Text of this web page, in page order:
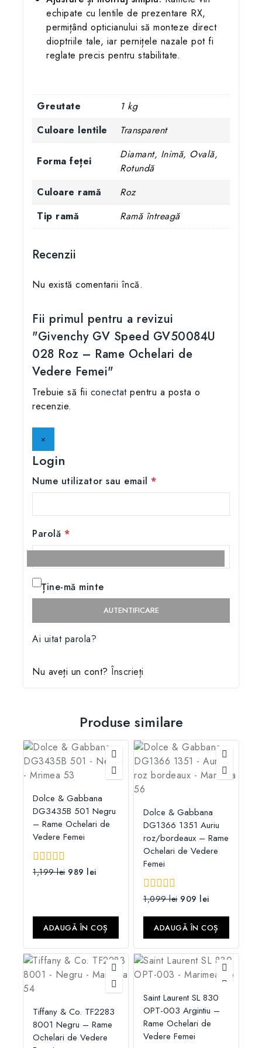
echipate cu lentile de prezentare RX,
permițând opticianului să monteze direct
dioptriile tale, iar pernițele nazale pot fi
reglate precis pentru stabilitate.
Greutate
1 kg
Culoare lentile
Transparent
Forma feței
Diamant, Inimă, Ovală,
Rotundă
Culoare ramă
Roz
Tip ramă
Ramă întreagă
Recenzii
Nu există comentarii încă.
Fii primul pentru a revizui
"Givenchy GV Speed GV50084U
028 Roz – Rame Ochelari de
Vedere Femei"
Trebuie să fii conectatpentru a posta o
recenzie.
×
Login
Nume utilizator sau email *
Parolă *
Ține-mă minte
AUTENTIFICARE
Ai uitat parola?
Nu aveți un cont? Înscrieți
Produse similare
Dolce & Gabbana
DG3435B 501 Negru
– Rame Ochelari de
Vedere Femei
0
1,199lei 989 lei
ADAUGĂ ÎN COȘ
Dolce & Gabbana
DG1366 1351 Auriu
roz/bordeaux – Rame
Ochelari de Vedere
Femei
0
5
1,099lei 909 lei
ADAUGĂ ÎN COȘ
Tiffany & Co. TF2283
8001 Negru – Rame
Ochelari de Vedere
Saint Laurent SL 830
OPT-003 Argintiu –
Rame Ochelari de
Vedere Femei